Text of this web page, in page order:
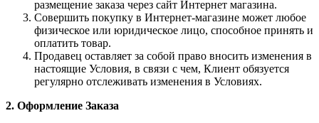
размещение заказа через сайт Интернет магазина.
Совершить покупку в Интернет-магазине может любое
физическое или юридическое лицо, способное принять и
оплатить товар.
Продавец оставляет за собой право вносить изменения в
настоящие Условия, в связи с чем, Клиент обязуется
регулярно отслеживать изменения в Условиях.
2. Оформление Заказа